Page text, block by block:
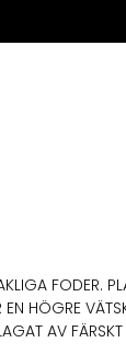
FODER.
HÖGRE
AV